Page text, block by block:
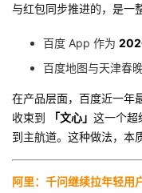
证
实
验
的
收
藏
议
与红包同步推进的，是一
百度 App 作为
百度地图与天津春
在产品层面，百度近一年
收束到
「文心」 这一个超
到主航道。这种做法，本
阿里：千问继续拉年轻用